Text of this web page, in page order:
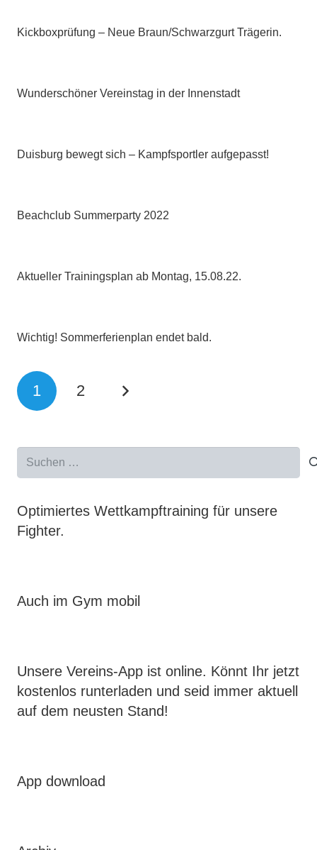
Kickboxprüfung – Neue Braun/Schwarzgurt Trägerin.
Wunderschöner Vereinstag in der Innenstadt
Duisburg bewegt sich – Kampfsportler aufgepasst!
Beachclub Summerparty 2022
Aktueller Trainingsplan ab Montag, 15.08.22.
Wichtig! Sommerferienplan endet bald.
1 2
Optimiertes Wettkampftraining für unsere
Fighter.
Auch im Gym mobil
Unsere Vereins-App ist online. Könnt Ihr jetzt
kostenlos runterladen und seid immer aktuell
auf dem neusten Stand!
App download